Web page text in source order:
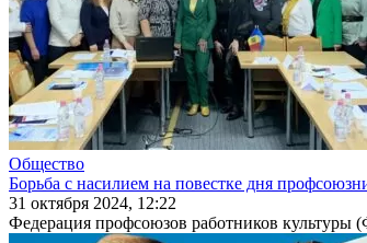
Общество
Борьба с насилием на повестке дня
31 октября 2024, 12:22
Федерация профсоюзов работников культуры